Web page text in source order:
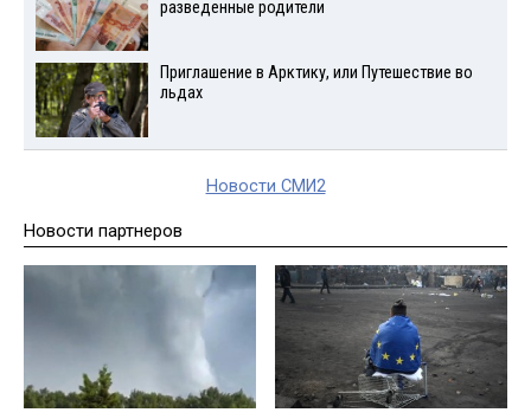
разведенные родители
Приглашение в Арктику, или Путешествие во
льдах
Новости СМИ2
Новости партнеров